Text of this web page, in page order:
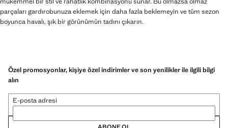
parçaları gardırobunuza eklemek için daha fazla beklemeyin ve tüm sezon
boyunca havalı, şık bir görünümün tadını çıkarın.
Özel promosyonlar, kişiye özel indirimler ve son yenilikler ile ilgili bilgi
alın
E-posta adresi